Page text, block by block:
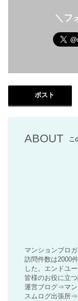
＼フ
ポスト
ABOUT こ
マンションブロ
訪問件数は2000
した。エンドユ
皆様のお役に立
運営ブログ⇒マ
スムログ出張所⇒